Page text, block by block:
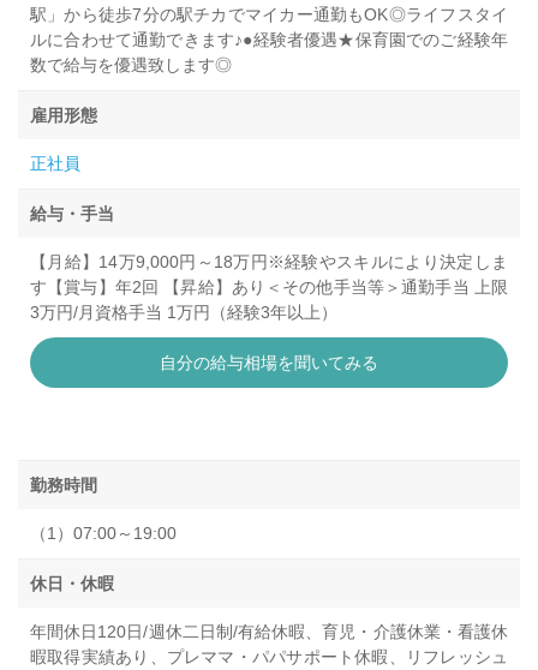
駅」から徒歩7分の駅チカでマイカー通勤もOK◎ライフスタイ
ルに合わせて通勤できます♪●経験者優遇★保育園でのご経験年
数で給与を優遇致します◎
雇用形態
正社員
給与・手当
【月給】14万9,000円～18万円※経験やスキルにより決定しま
す【賞与】年2回 【昇給】あり＜その他手当等＞通勤手当 上限
3万円/月資格手当 1万円（経験3年以上）
自分の給与相場を聞いてみる
勤務時間
（1）07:00～19:00
休日・休暇
年間休日120日/週休二日制/有給休暇、育児・介護休業・看護休
暇取得実績あり、プレママ・パパサポート休暇、リフレッシュ